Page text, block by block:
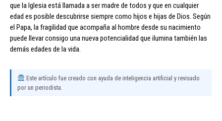
que la Iglesia está llamada a ser madre de todos y que en cualquier
edad es posible descubrirse siempre como hijos e hijas de Dios. Según
el Papa, la fragilidad que acompaña al hombre desde su nacimiento
puede llevar consigo una nueva potencialidad que ilumina también las
demás edades de la vida.
Este artículo fue creado con ayuda de inteligencia artificial y revisado
por un periodista.